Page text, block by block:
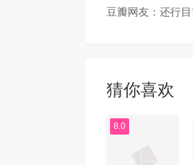
第101集
豆瓣网友：还行
猜你喜欢
8.0